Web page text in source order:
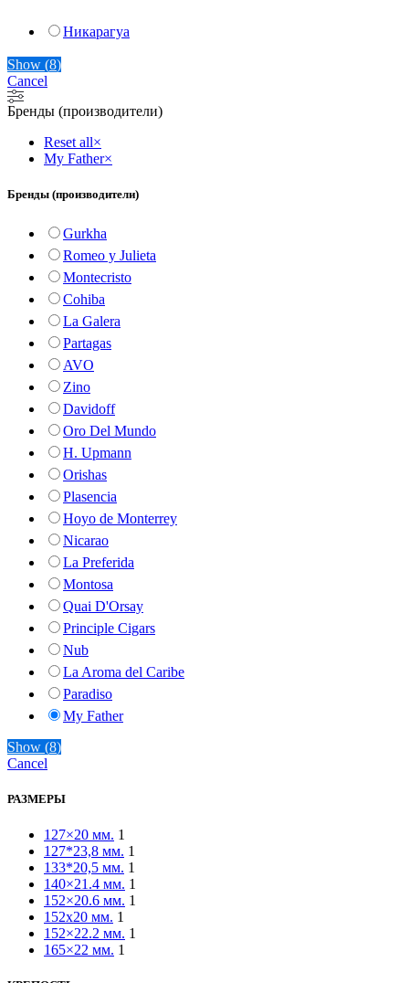
Никарагуа
Show (8)
Cancel
Бренды (производители)
Reset all×
My Father×
Бренды (производители)
Gurkha
Romeo y Julieta
Montecristo
Cohiba
La Galera
Partagas
AVO
Zino
Davidoff
Oro Del Mundo
H. Upmann
Orishas
Plasencia
Hoyo de Monterrey
Nicarao
La Preferida
Montosa
Quai D'Orsay
Principle Cigars
Nub
La Aroma del Caribe
Paradiso
My Father
Oliva
Золотой Век
Bossner
Rocky Patel
Total Flame
Diamond Crown
La Flor Dominicana
Arturo Fuente
Show (8)
Cancel
РАЗМЕРЫ
127×20 мм. 1
127*23,8 мм. 1
133*20,5 мм. 1
140×21.4 мм. 1
152×20.6 мм. 1
152x20 мм. 1
152×22.2 мм. 1
165×22 мм. 1